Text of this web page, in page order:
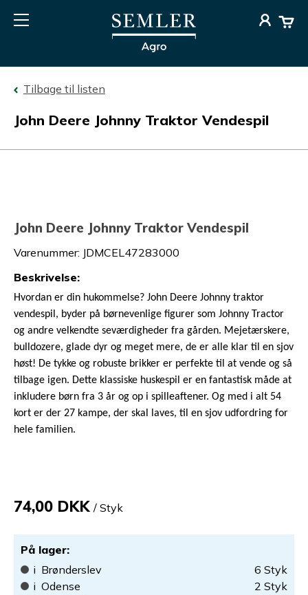
Tilbage til listen
John Deere Johnny Traktor Vendespil
John Deere Johnny Traktor Vendespil
Varenummer: JDMCEL47283000
Beskrivelse:
Hvordan er din hukommelse? John Deere Johnny traktor
vendespil, byder på børnevenlige figurer som Johnny Tractor
og andre velkendte seværdigheder fra gården. Mejetærskere,
bulldozere, glade dyr og meget mere, de er alle klar til en sjov
høst! De tykke og robuste brikker er perfekte til at vende og så
tilbage igen. Dette klassiske huskespil er en fantastisk måde at
inkludere børn fra 3 år og op i spilleaftener. Og med i alt 54
kort er der 27 kampe, der skal laves, til en sjov udfordring for
hele familien.
74,00 DKK / Styk
På lager:
i Brønderslev 6 Styk
i Odense 2 Styk